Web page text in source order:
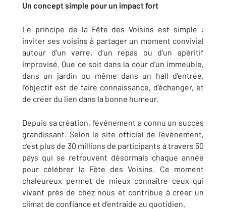
Un concept simple pour un impact fort
Le principe de la Fête des Voisins est simple :
inviter ses voisins à partager un moment convivial
autour d’un verre, d’un repas ou d’un apéritif
improvisé. Que ce soit dans la cour d’un immeuble,
dans un jardin ou même dans un hall d’entrée,
l’objectif est de faire connaissance, d’échanger, et
de créer du lien dans la bonne humeur.
Depuis sa création, l’événement a connu un succès
grandissant. Selon le site officiel de l’événement,
c’est plus de 30 millions de participants à travers 50
pays qui se retrouvent désormais chaque année
pour célébrer la Fête des Voisins. Ce moment
chaleureux permet de mieux connaître ceux qui
vivent près de chez nous et contribue à créer un
climat de confiance et d’entraide au quotidien.